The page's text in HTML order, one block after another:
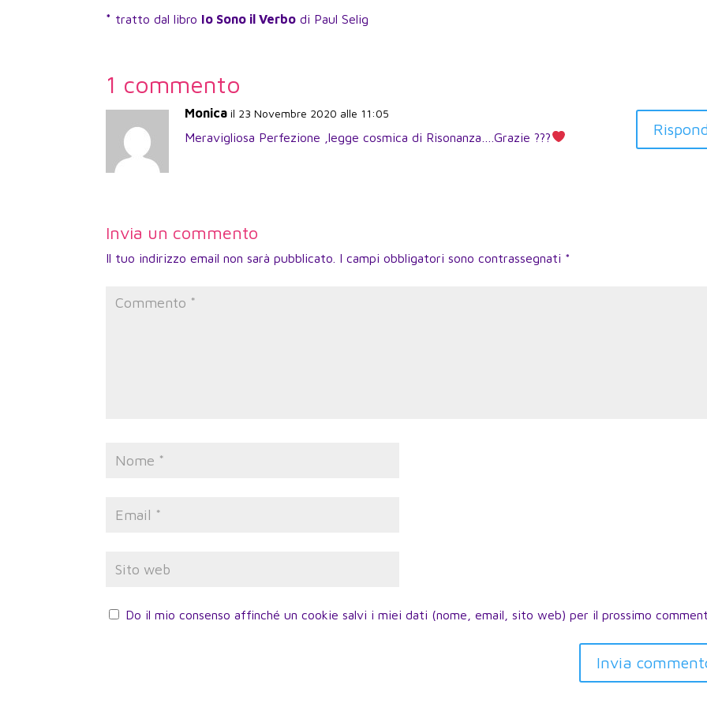
* tratto dal libro Io Sono il Verbo di Paul Selig
1 commento
Monica il 23 Novembre 2020 alle 11:05
Meravigliosa Perfezione ,legge cosmica di Risonanza….Grazie ???
Invia un commento
Il tuo indirizzo email non sarà pubblicato. I campi obbligatori sono contrassegnati *
Do il mio consenso affinché un cookie salvi i miei dati (nome, email, sito web) per il prossimo
Invia